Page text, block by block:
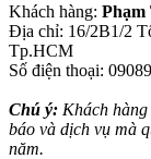
Khách hàng: Phạm
Địa chỉ: 16/2B1/2
Tp.HCM
Số điện thoại:
Chú ý: Khách
báo và dịch vụ mà
năm.